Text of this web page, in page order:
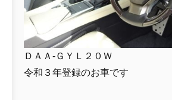
ＤＡＡ-ＧＹＬ２０Ｗ
令和３年登録のお車です